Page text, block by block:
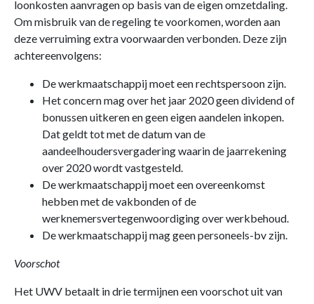
loonkosten aanvragen op basis van de eigen omzetdaling.
Om misbruik van de regeling te voorkomen, worden aan
deze verruiming extra voorwaarden verbonden. Deze zijn
achtereenvolgens:
De werkmaatschappij moet een rechtspersoon zijn.
Het concern mag over het jaar 2020 geen dividend of
bonussen uitkeren en geen eigen aandelen inkopen.
Dat geldt tot met de datum van de
aandeelhoudersvergadering waarin de jaarrekening
over 2020 wordt vastgesteld.
De werkmaatschappij moet een overeenkomst
hebben met de vakbonden of de
werknemersvertegenwoordiging over werkbehoud.
De werkmaatschappij mag geen personeels-bv zijn.
Voorschot
Het UWV betaalt in drie termijnen een voorschot uit van